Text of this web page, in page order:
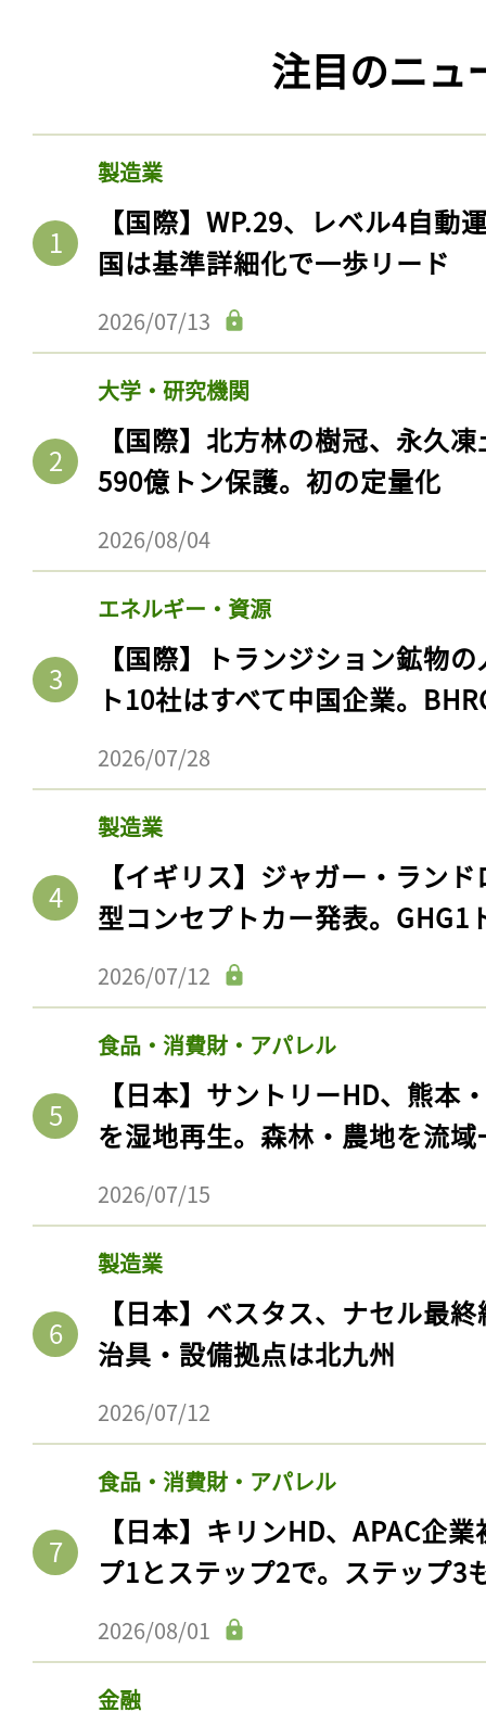
注目のニュ
製造業
【国際】WP.29、レベル4自動
国は基準詳細化で一歩リード
2026/07/13
大学・研究機関
【国際】北方林の樹冠、永久
590億トン保護。初の定量化
2026/08/04
エネルギー・資源
【国際】トランジション鉱物
ト10社はすべて中国企業。
2026/07/28
製造業
【イギリス】ジャガー・ラン
型コンセプトカー発表。GHG1
2026/07/12
食品・消費財・アパレル
【日本】サントリーHD、熊本
を湿地再生。森林・農地を流
2026/07/15
製造業
【日本】ベスタス、ナセル最
治具・設備拠点は北九州
2026/07/12
食品・消費財・アパレル
【日本】キリンHD、APAC企
プ1とステップ2で。ステップ3
2026/08/01
金融
記事をお気に入りに
ログインが必
ログイン